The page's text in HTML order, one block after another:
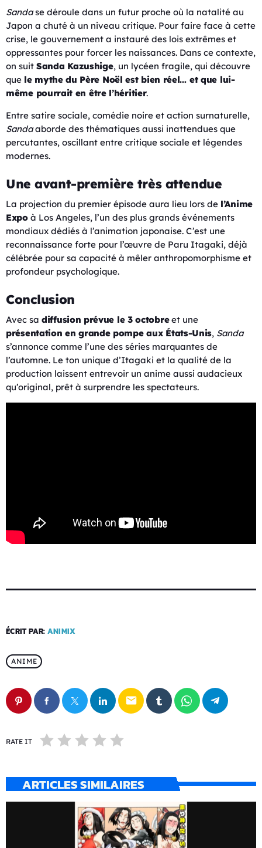
Sandase déroule dans un futur proche où la natalité au
Japon a chuté à un niveau critique. Pour faire face à cette
crise, le gouvernement a instauré des lois extrêmes et
oppressantes pour forcer les naissances. Dans ce contexte,
on suit Sanda Kazushige, un lycéen fragile, qui découvre
que le mythe du Père Noël est bien réel… et que lui-
même pourrait en être l’héritier.
Entre satire sociale, comédie noire et action surnaturelle,
Sandaaborde des thématiques aussi inattendues que
percutantes, oscillant entre critique sociale et légendes
modernes.
Une avant-première très attendue
La projection du premier épisode aura lieu lors de l’Anime
Expoà Los Angeles, l’un des plus grands événements
mondiaux dédiés à l’animation japonaise. C’est une
reconnaissance forte pour l’œuvre de Paru Itagaki, déjà
célébrée pour sa capacité à mêler anthropomorphisme et
profondeur psychologique.
Conclusion
Avec sa diffusion prévue le 3 octobreet une
présentation en grande pompe aux États-Unis, Sanda
s’annonce comme l’une des séries marquantes de
l’automne. Le ton unique d’Itagaki et la qualité de la
production laissent entrevoir un anime aussi audacieux
qu’original, prêt à surprendre les spectateurs.
ÉCRIT PAR: ANIMIX
ANIME
email
RATE IT
ARTICLES SIMILAIRES